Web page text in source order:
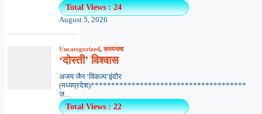
Total Views : 24
August 5, 2026
Uncategorized,काव्यभाषा
‘दोस्ती’ विश्वास
अजय जैन ‘विकल्प’इंदौर
(मध्यप्रदेश)**************************************
ज़...
Total Views : 22